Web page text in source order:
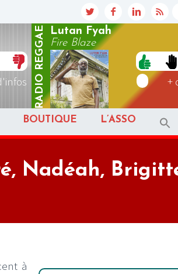
RADIO
REGGAE
Lutan Fyah
Fire Blaze
+
BOUTIQUE L’ASSO
Nadéah,
à